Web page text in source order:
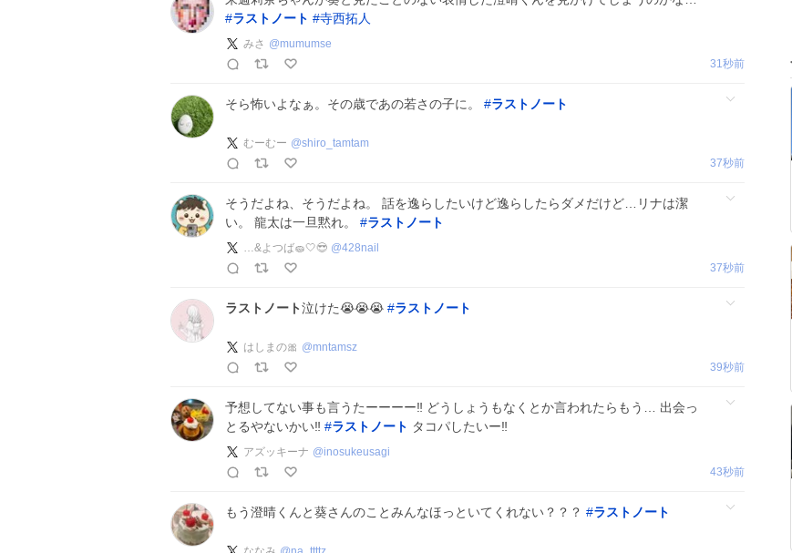
#ラストノート #寺西拓人
みさ @mumumse
31秒前
そら怖いよなぁ。その歳であの若さの子に。 #ラストノート
むーむー @shiro_tamtam
37秒前
そうだよね、そうだよね。 話を逸らしたいけど逸らしたらダメだけど…リナは潔
い。 龍太は一旦黙れ。 #ラストノート
…&よつば🧽🤍😎 @428nail
37秒前
ラストノート泣けた😭😭😭 #ラストノート
はしまの🎀 @mntamsz
39秒前
予想してない事も言うたーーーー‼️ どうしょうもなくとか言われたらもう… 出会っ
とるやないかい‼️ #ラストノート タコパしたいー‼️
アズッキーナ @inosukeusagi
43秒前
もう澄晴くんと葵さんのことみんなほっといてくれない？？？ #ラストノート